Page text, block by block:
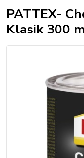
PATTEX-
Klasik 300